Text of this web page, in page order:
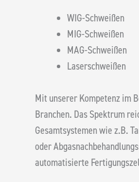
WIG-Schweißen
MIG-Schweißen
MAG-Schweißen
Laserschweißen
Mit unserer Kompetenz im
Branchen. Das Spektrum
Gesamtsystemen wie z.B.
oder
automatisierte